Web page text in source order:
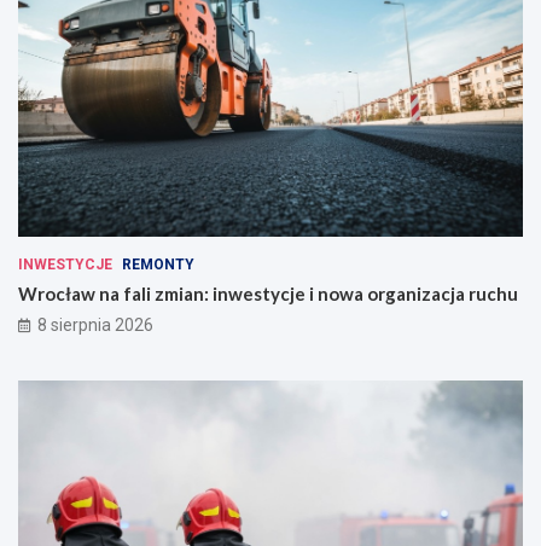
INWESTYCJE REMONTY
Wrocław na fali zmian: inwestycje i nowa organizacja ruchu
8 sierpnia 2026